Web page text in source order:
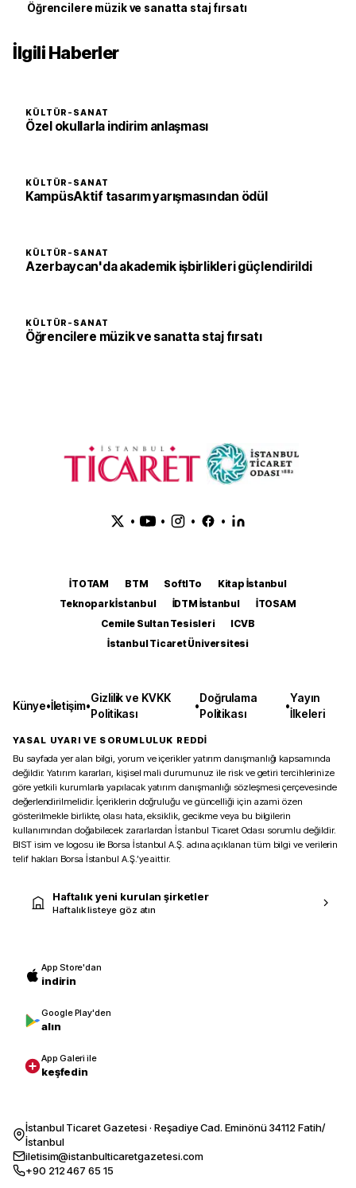
Öğrencilere müzik ve sanatta staj fırsatı
İlgili Haberler
KÜLTÜR-SANAT
Özel okullarla indirim anlaşması
KÜLTÜR-SANAT
KampüsAktif tasarım yarışmasından ödül
KÜLTÜR-SANAT
Azerbaycan'da akademik işbirlikleri güçlendirildi
KÜLTÜR-SANAT
Öğrencilere müzik ve sanatta staj fırsatı
• • • •
İTOTAM BTM SoftITo
Kitap İstanbul
Teknopark İstanbul
İDTM İstanbul
İTOSAM
Cemile Sultan Tesisleri
ICVB
İstanbul Ticaret Üniversitesi
Künye•İletişim•
Gizlilik ve KVKK
Politikası
•
Doğrulama
Politikası
•
Yayın
İlkeleri
YASAL UYARI VE SORUMLULUK REDDİ
Bu sayfada yer alan bilgi, yorum ve içerikler yatırım danışmanlığı kapsamında
değildir. Yatırım kararları, kişisel mali durumunuz ile risk ve getiri tercihlerinize
göre yetkili kurumlarla yapılacak yatırım danışmanlığı sözleşmesi çerçevesinde
değerlendirilmelidir. İçeriklerin doğruluğu ve güncelliği için azami özen
gösterilmekle birlikte, olası hata, eksiklik, gecikme veya bu bilgilerin
kullanımından doğabilecek zararlardan İstanbul Ticaret Odası sorumlu değildir.
BIST isim ve logosu ile Borsa İstanbul A.Ş. adına açıklanan tüm bilgi ve verilerin
telif hakları Borsa İstanbul A.Ş.’ye aittir.
Haftalık yeni kurulan şirketler
Haftalık listeye göz atın
App Store'dan
indirin
Google Play'den
alın
App Galeri ile
keşfedin
İstanbul Ticaret Gazetesi · Reşadiye Cad. Eminönü 34112 Fatih/
İstanbul
iletisim@istanbulticaretgazetesi.com
+90 212 467 65 15